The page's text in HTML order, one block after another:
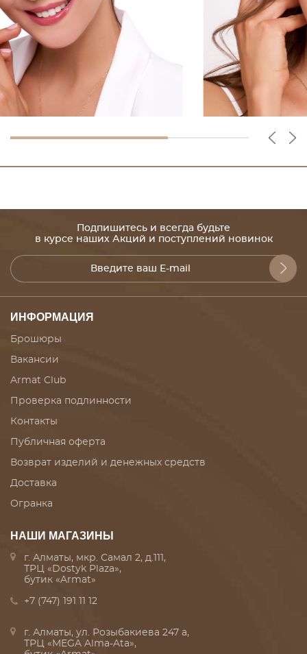
Подпишитесь и всегда будьте
в курсе наших Акций и поступлений новинок
ИНФОРМАЦИЯ
Брошюры
Вакансии
Armat Club
Проверка подлинности
Контакты
Публичная оферта
Возврат изделий и денежных средств
Доставка
Огранка
НАШИ МАГАЗИНЫ
г. Алматы, мкр. Самал 2, д.111,
ТРЦ «Dostyk Plaza»,
бутик «Armat»
+7 (747) 191 11 12
г. Алматы, ул. Розыбакиева 247 а,
ТРЦ «MEGA Alma-Ata»,